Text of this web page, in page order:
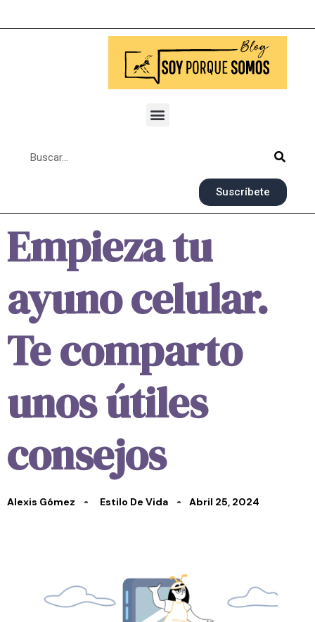
Suscríbete
Empieza tu
ayuno celular.
Te comparto
unos útiles
consejos
Alexis Gómez Estilo De Vida Abril 25, 2024